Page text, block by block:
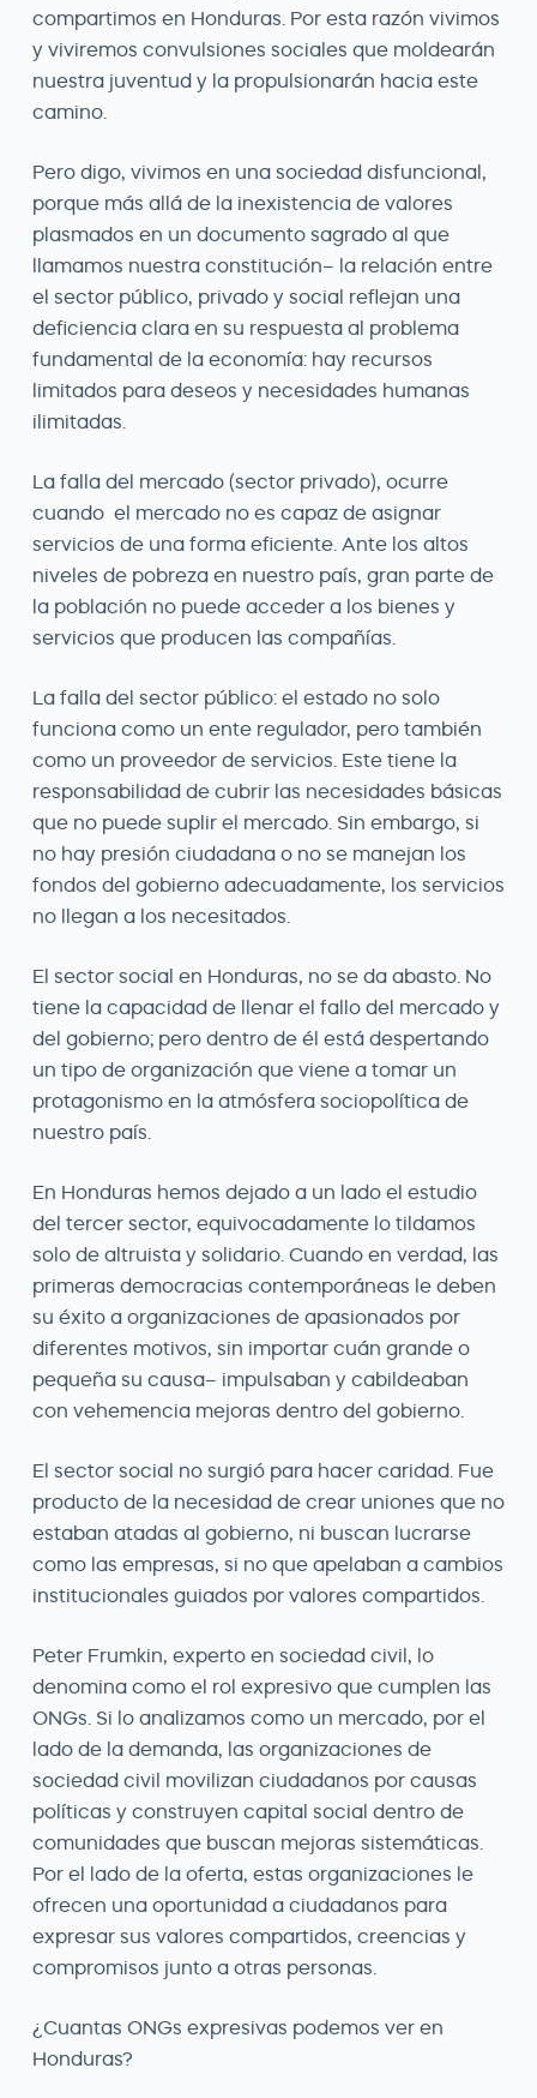
compartimos en Honduras. Por esta razón vivimos
y viviremos convulsiones sociales que moldearán
nuestra juventud y la propulsionarán hacia este
camino.
Pero digo, vivimos en una sociedad disfuncional,
porque más allá de la inexistencia de valores
plasmados en un documento sagrado al que
llamamos nuestra constitución– la relación entre
el sector público, privado y social reflejan una
deficiencia clara en su respuesta al problema
fundamental de la economía: hay recursos
limitados para deseos y necesidades humanas
ilimitadas.
La falla del mercado (sector privado), ocurre
cuando el mercado no es capaz de asignar
servicios de una forma eficiente. Ante los altos
niveles de pobreza en nuestro país, gran parte de
la población no puede acceder a los bienes y
servicios que producen las compañías.
La falla del sector público: el estado no solo
funciona como un ente regulador, pero también
como un proveedor de servicios. Este tiene la
responsabilidad de cubrir las necesidades básicas
que no puede suplir el mercado. Sin embargo, si
no hay presión ciudadana o no se manejan los
fondos del gobierno adecuadamente, los servicios
no llegan a los necesitados.
El sector social en Honduras, no se da abasto. No
tiene la capacidad de llenar el fallo del mercado y
del gobierno; pero dentro de él está despertando
un tipo de organización que viene a tomar un
protagonismo en la atmósfera sociopolítica de
nuestro país.
En Honduras hemos dejado a un lado el estudio
del tercer sector, equivocadamente lo tildamos
solo de altruista y solidario. Cuando en verdad, las
primeras democracias contemporáneas le deben
su éxito a organizaciones de apasionados por
diferentes motivos, sin importar cuán grande o
pequeña su causa– impulsaban y cabildeaban
con vehemencia mejoras dentro del gobierno.
El sector social no surgió para hacer caridad. Fue
producto de la necesidad de crear uniones que no
estaban atadas al gobierno, ni buscan lucrarse
como las empresas, si no que apelaban a cambios
institucionales guiados por valores compartidos.
Peter Frumkin, experto en sociedad civil, lo
denomina como el rol expresivo que cumplen las
ONGs. Si lo analizamos como un mercado, por el
lado de la demanda, las organizaciones de
sociedad civil movilizan ciudadanos por causas
políticas y construyen capital social dentro de
comunidades que buscan mejoras sistemáticas.
Por el lado de la oferta, estas organizaciones le
ofrecen una oportunidad a ciudadanos para
expresar sus valores compartidos, creencias y
compromisos junto a otras personas.
¿Cuantas ONGs expresivas podemos ver en
Honduras?